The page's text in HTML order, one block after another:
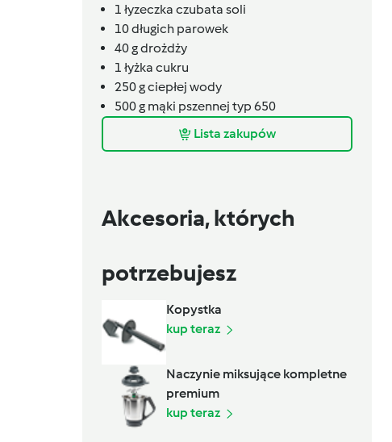
1 łyzeczka czubata soli
10długich parowek
40gdrożdży
1 łyżka cukru
250gciepłej wody
500g mąki pszennej typ 650
Lista zakupów
Akcesoria, których
potrzebujesz
Kopystka
kup teraz
Naczynie miksujące kompletne
premium
kup teraz